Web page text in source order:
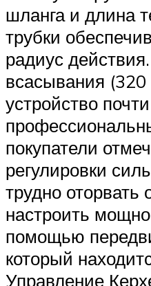
шланга и длина
трубки
радиус
всасывания (320
устройство почти
покупатели
регулировки
трудно оторвать
настроить
помощью
который
Управление